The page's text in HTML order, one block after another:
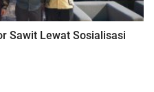
Sawit Lewat Sosialisasi